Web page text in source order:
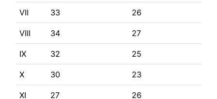
VII 33 26
VIII 34 27
IX 32 25
X 30 23
XI 27 26